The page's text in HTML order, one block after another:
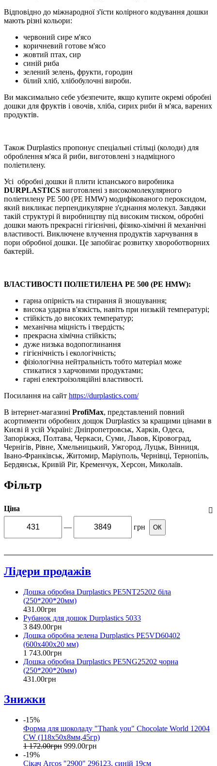
Відповідно до міжнародної з'їсти колірного кодування дошки
мають різні кольори:
червоний сире м'ясо
коричневий готове м'ясо
жовтий птах, сир
синій риба
зелений зелень, фрукти, городин
білий хліб, хлібобулочні вироби.
Ви максимально себе убезпечите, якщо купите окремі обробні
дошки для фруктів і овочів, хліба, сирих риби й м'яса, варених
продуктів.
Також Durplastics пропонує спеціальні стільці (колоди) для
оброблення м'яса й риби, виготовлені з надміцного
поліетилену.
Усі обробні дошки й плити іспанського виробника
DURPLASTICS виготовлені з високомолекулярного
поліетилену PE 500 (PE HMW) модифікованого пероксидом,
який викликає перпендикулярне з'єднання молекул. Завдяки
такій структурі й виробництву під високим тиском, обробні
дошки мають прекрасні гігієнічні, фізико-хімічні й механічні
властивості. Виключене влучення продуктів харчування в
пори обробної дошки. Це запобігає розвитку хвороботворних
бактерій.
ВЛАСТИВОСТІ ПОЛІЕТИЛЕНА PE 500 (PE HMW):
гарна опірність на стирання й зношування;
висока ударна в'язкість, навіть при низькій температурі;
стійкість до високих температур;
механічна міцність і твердість;
прекрасна хімічна стійкість;
дуже низька водопоглинання
гігієнічність і екологічність;
фізіологічна нейтральність тобто матеріал може
стикатися з харчовими продуктами;
гарні електроізоляційні властивості.
Посилання на сайт https://durplastics.com/
В інтернет-магазині ProfiMax, представлений повний
асортименти обробних дощок Durplastics за кращими цінами в
Києві й усій Україні: Дніпропетровськ, Харків, Одеса,
Запоріжжя, Полтава, Черкаси, Суми, Львов, Кіровоград,
Чернігів, Рівне, Хмельницький, Ужгород, Луцьк, Вінниця,
Івано-Франківськ, Житомир, Маріуполь, Чернівці, Тернопіль,
Бердянськ, Кривій Ріг, Кременчук, Херсон, Миколаїв.
Фільтр
Ціна
— грн ОК
Лідери продажів
Дошка обробна Durplastics PE5NT25202 біла
(250*200*20мм)
431 .00грн
Рубанок для дошок Durplastics 5033
3 849.00грн
Дошка обробна зелена Durplastics PE5VD60402
(600х400х20 мм)
1 743.00грн
Дошка обробна Durplastics PE5NG25202 чорна
(250*200*20мм)
431 .00грн
Знижки
-15%
Форма для шоколаду "Thank you" Chocolate World 12004
CW (118x50x8мм,45гр)
1 172.00грн 999.00грн
-19%
Сікач Arcos "2900" 296123, синій 19см